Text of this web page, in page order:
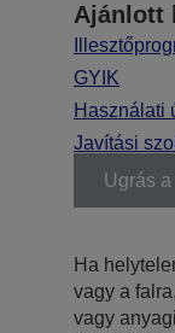
Ajánlott
GYIK
Használati
Javítási
Ugrás
Ha
vagy a
vagy